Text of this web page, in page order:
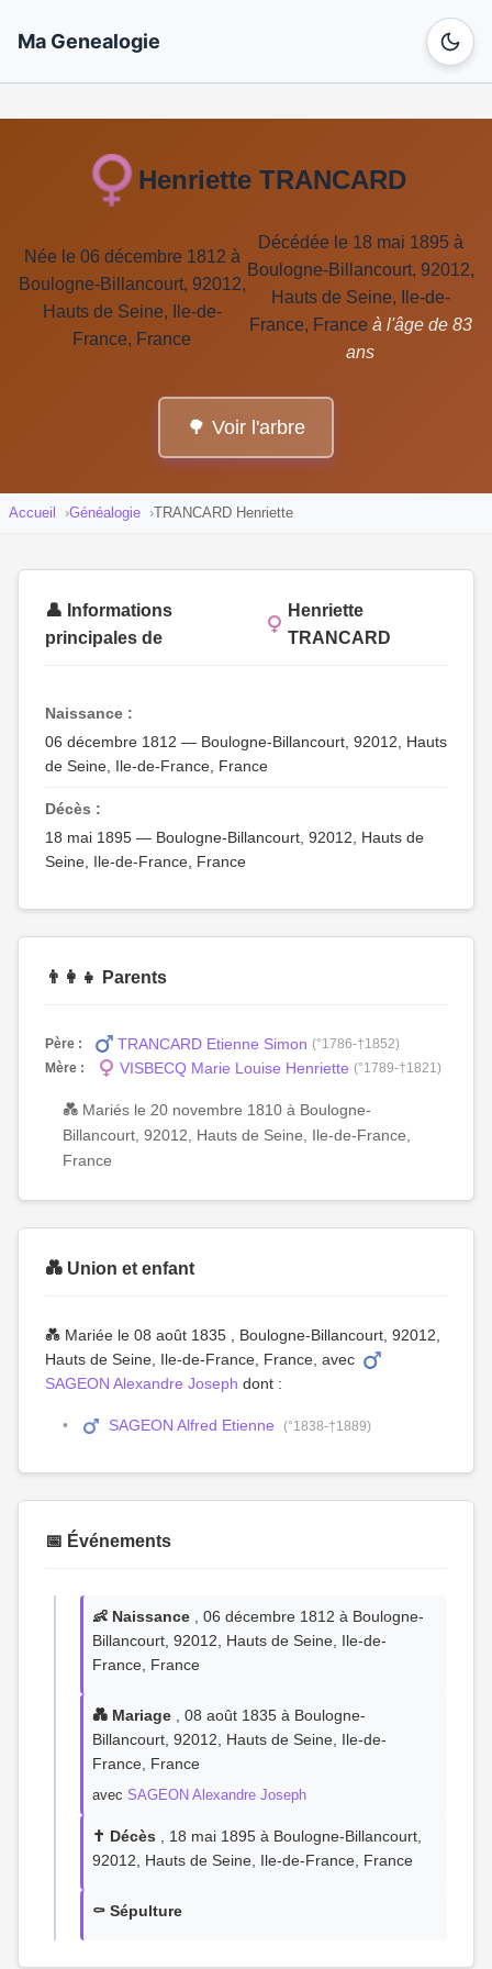
Ma Genealogie
Henriette TRANCARD
Née le 06 décembre 1812 à
Boulogne-Billancourt, 92012,
Hauts de Seine, Ile-de-
France, France
Décédée le 18 mai 1895 à
Boulogne-Billancourt, 92012,
Hauts de Seine, Ile-de-
France, France à l'âge de 83
ans
🌳 Voir l'arbre
Accueil Généalogie TRANCARD Henriette
👤 Informations
principales de
Henriette
TRANCARD
Naissance :
06 décembre 1812 — Boulogne-Billancourt, 92012, Hauts
de Seine, Ile-de-France, France
Décès :
18 mai 1895 — Boulogne-Billancourt, 92012, Hauts de
Seine, Ile-de-France, France
👨‍👩‍👧 Parents
Père : TRANCARD Etienne Simon (°1786-†1852)
Mère :
VISBECQ Marie Louise Henriette (°1789-†1821)
💑 Mariés le 20 novembre 1810 à Boulogne-
Billancourt, 92012, Hauts de Seine, Ile-de-France,
France
💑 Union et enfant
💑 Mariée le 08 août 1835 , Boulogne-Billancourt, 92012,
Hauts de Seine, Ile-de-France, France, avec
SAGEON Alexandre Joseph dont :
SAGEON Alfred Etienne (°1838-†1889)
📅 Événements
👶 Naissance , 06 décembre 1812 à Boulogne-
Billancourt, 92012, Hauts de Seine, Ile-de-
France, France
💑 Mariage , 08 août 1835 à Boulogne-
Billancourt, 92012, Hauts de Seine, Ile-de-
France, France
avec SAGEON Alexandre Joseph
✝️ Décès , 18 mai 1895 à Boulogne-Billancourt,
92012, Hauts de Seine, Ile-de-France, France
⚰️ Sépulture